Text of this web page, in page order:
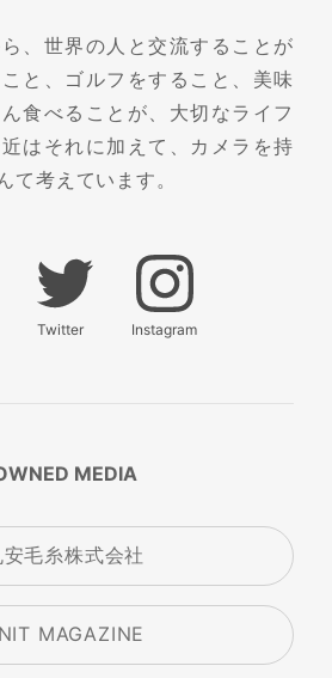
、世界の人と交流することが
と、ゴルフをすること、美味
食べることが、大切なライフ
はそれに加えて、カメラを持
て考えています。
Twitter Instagram
MEDIA
安毛糸株式会社
MAGAZINE